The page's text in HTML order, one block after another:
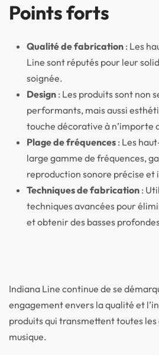
Points forts
Qualité de fabrication : Les
Line sont réputés pour leur
soignée.
Design : Les produits sont non
performants, mais aussi
touche décorative à n’importe
Plage de fréquences : Les
large gamme de fréquences,
reproduction sonore précise et
Techniques de fabrication :
techniques avancées pour
et obtenir des basses
Indiana Line continue de se
engagement envers la qualité et
produits qui transmettent toutes
musique.